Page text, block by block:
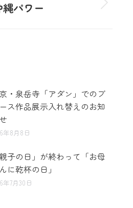
縄パワー
・泉岳寺「アダン」でのブ
ス作品展示入れ替えのお知
年8月8日
親子の日」が終わって「お母
に乾杯の日」
年7月30日